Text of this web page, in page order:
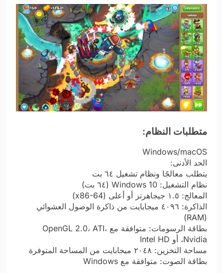
متطلبات النظام:
Windows/macOS
الحد الأدنى:
يتطلب معالجًا ونظام تشغيل ٦٤ بت
نظام التشغيل: Windows 10 (٦٤ بت)
المعالج: ١.٥ جيجاهرتز أو أعلى (x86-64)
الذاكرة: ٤٠٩٦ ميجابايت من ذاكرة الوصول العشوائي
(RAM)
بطاقة الرسومات: متوافقة مع OpenGL 2.0، ATI،
Nvidia، أو Intel HD
مساحة التخزين: ٢٠٤٨ ميجابايت من المساحة المتوفرة
بطاقة الصوت: متوافقة مع Windows